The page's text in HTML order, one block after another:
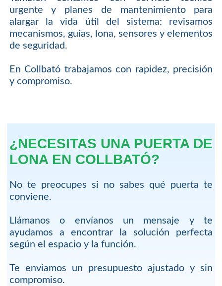
urgente y planes de mantenimiento para
alargar la vida útil del sistema: revisamos
mecanismos, guías, lona, sensores y elementos
de seguridad.
En Collbató trabajamos con rapidez, precisión
y compromiso.
¿NECESITAS UNA PUERTA DE
LONA EN COLLBATÓ?
No te preocupes si no sabes qué puerta te
conviene.
Llámanos o envíanos un mensaje y te
ayudamos a encontrar la solución perfecta
según el espacio y la función.
Te enviamos un presupuesto ajustado y sin
compromiso.